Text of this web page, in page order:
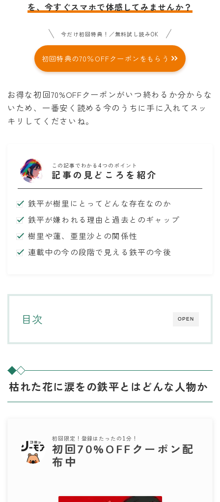
を、今すぐスマホで体感してみませんか？
今だけ初回特典！／無料試し読みOK
初回特典の70％OFFクーポンをもらう
お得な初回70%OFFクーポンがいつ終わるか分からな
いため、一番安く読める今のうちに手に入れてスッ
キリしてくださいね。
この記事でわかる4つのポイント
記事の見どころを紹介
鉄平が樹里にとってどんな存在なのか
鉄平が嫌われる理由と過去とのギャップ
樹里や蓮、亜里沙との関係性
連載中の今の段階で見える鉄平の今後
OPEN
目次
枯れた花に涙をの鉄平とはどんな人物か
初回限定！登録はたったの1分！
初回70%OFFクーポン配
布中